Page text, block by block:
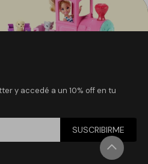
y accedé a un 10% off en tu
SUSCRIBIRME